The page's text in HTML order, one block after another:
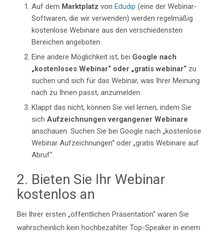
Auf dem Marktplatz von Edudip (eine der Webinar-
Softwaren, die wir verwenden) werden regelmäßig
kostenlose Webinare aus den verschiedensten
Bereichen angeboten.
Eine andere Möglichkeit ist, bei Google nach
„kostenloses Webinar“ oder „gratis webinar“zu
suchen und sich für das Webinar, was Ihrer Meinung
nach zu Ihnen passt, anzumelden.
Klappt das nicht, können Sie viel lernen, indem Sie
sich Aufzeichnungen vergangener Webinare
anschauen. Suchen Sie bei Google nach „kostenlose
Webinar Aufzeichnungen“ oder „gratis Webinare auf
Abruf“.
2. Bieten Sie Ihr Webinar
kostenlos an
Bei Ihrer ersten „öffentlichen Präsentation“ waren Sie
wahrscheinlich kein hochbezahlter Top-Speaker in einem